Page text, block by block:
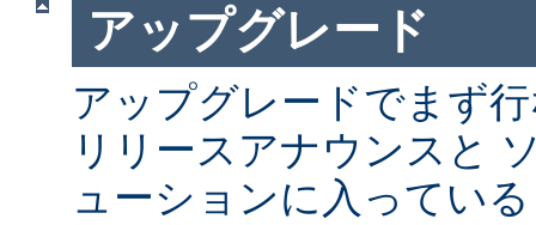
アップグレード
アップグレードでまず
リリースアナウンスと
ューションに入ってい